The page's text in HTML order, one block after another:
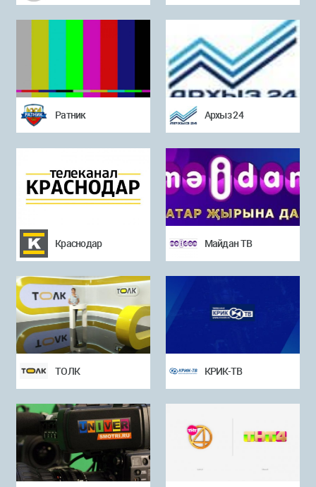
Ратник Архыз 24
Краснодар Майдан ТВ
ТОЛК КРИК-ТВ